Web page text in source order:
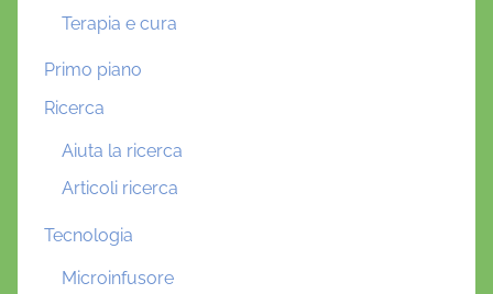
Terapia e cura
Primo piano
Ricerca
Aiuta la ricerca
Articoli ricerca
Tecnologia
Microinfusore